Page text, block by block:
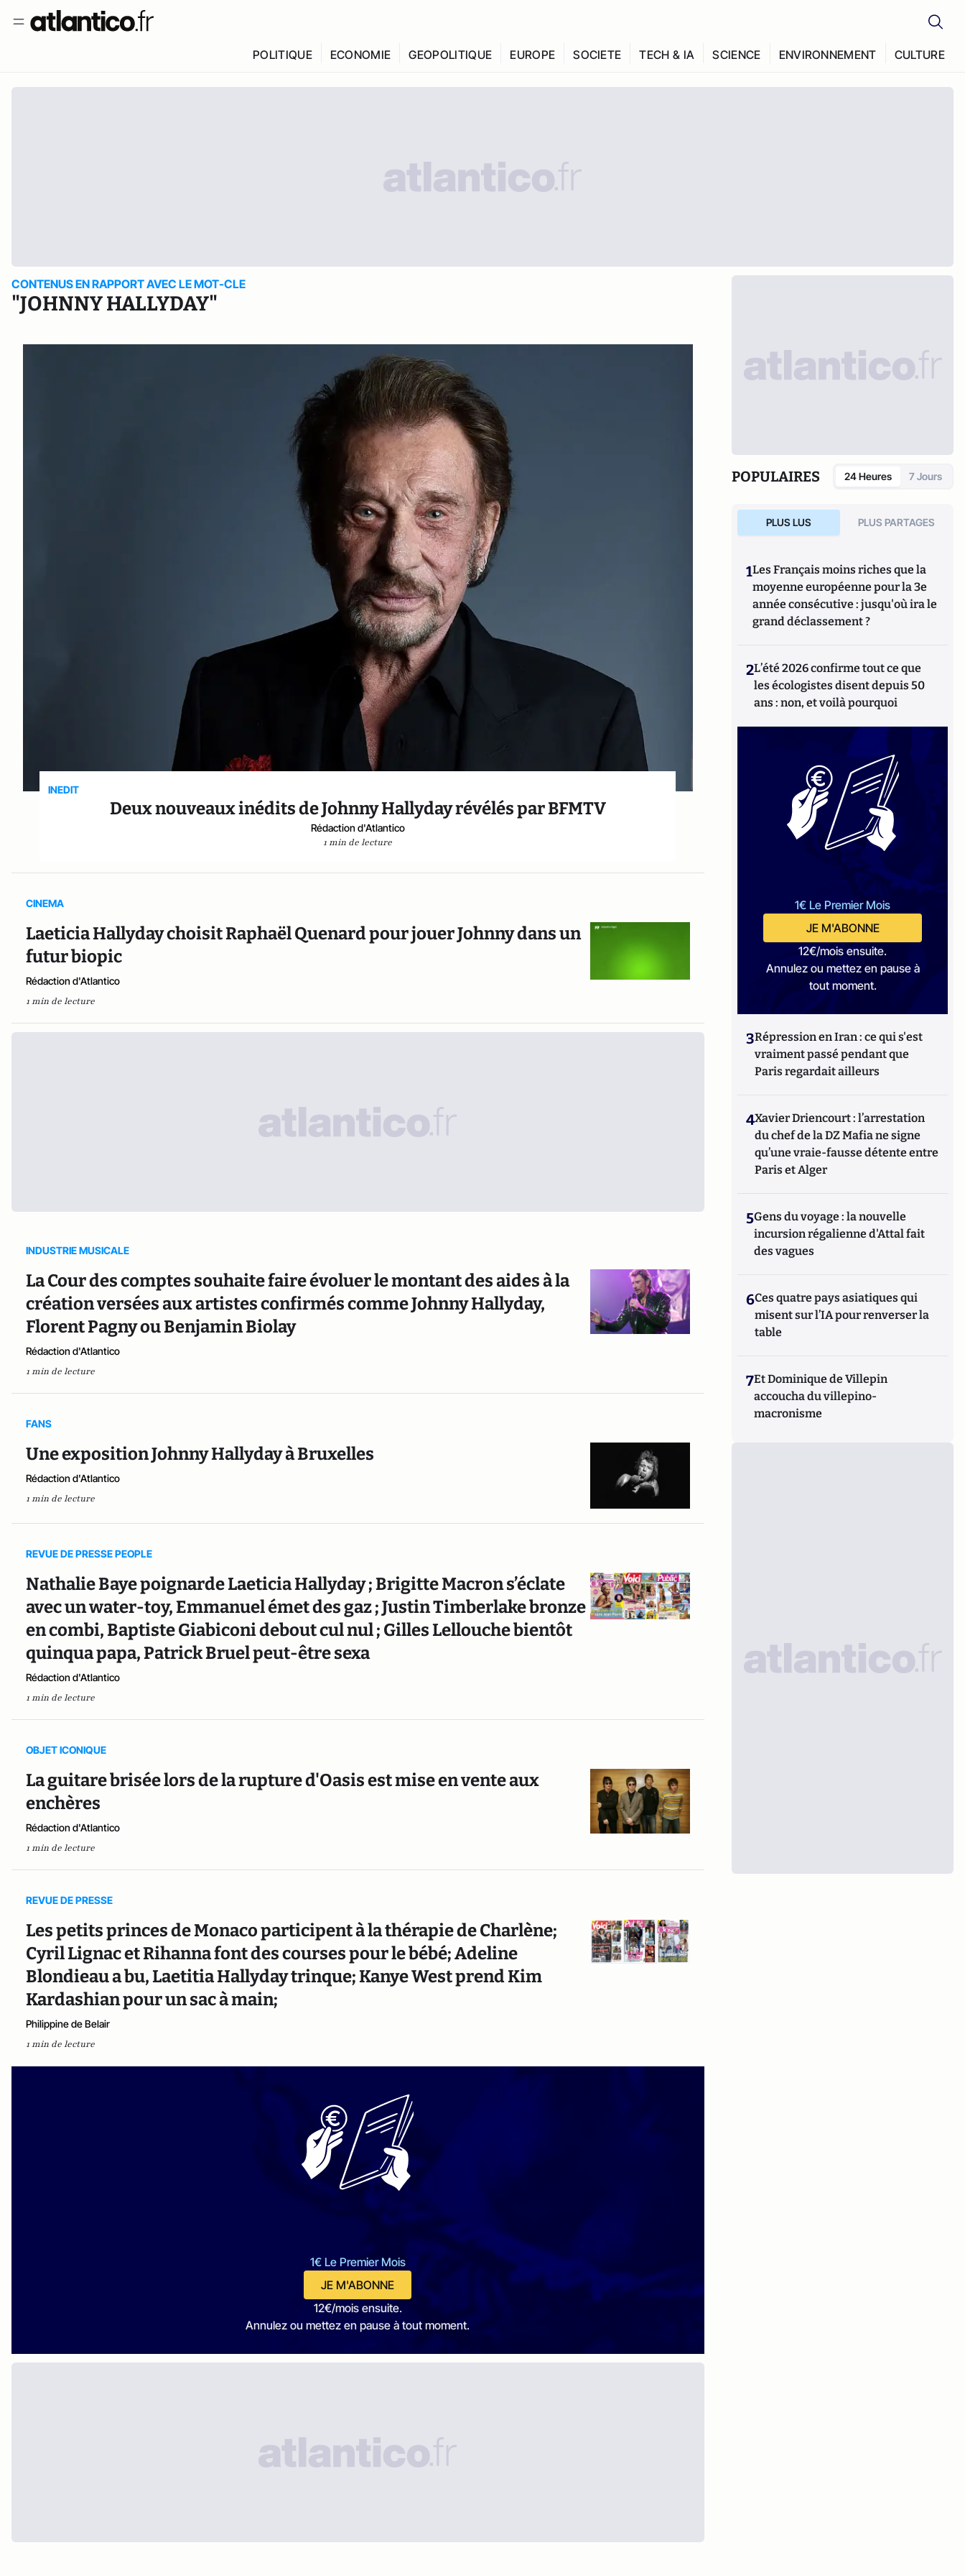
POLITIQUE ECONOMIE GEOPOLITIQUE EUROPE SOCIETE TECH & IA SCIENCE ENVIRONNEMENT CULTURE
CONTENUS EN RAPPORT AVEC LE MOT-CLE
"JOHNNY HALLYDAY"
INEDIT
Deux nouveaux inédits de Johnny Hallyday révélés par BFMTV
Rédaction d'Atlantico
1 min de lecture
CINEMA
Laeticia Hallyday choisit Raphaël Quenard pour jouer Johnny dans un
futur biopic
Rédaction d'Atlantico
1 min de lecture
INDUSTRIE MUSICALE
La Cour des comptes souhaite faire évoluer le montant des aides à la
création versées aux artistes confirmés comme Johnny Hallyday,
Florent Pagny ou Benjamin Biolay
Rédaction d'Atlantico
1 min de lecture
FANS
Une exposition Johnny Hallyday à Bruxelles
Rédaction d'Atlantico
1 min de lecture
REVUE DE PRESSE PEOPLE
Nathalie Baye poignarde Laeticia Hallyday ; Brigitte Macron s’éclate
avec un water-toy, Emmanuel émet des gaz ; Justin Timberlake bronze
en combi, Baptiste Giabiconi debout cul nul ; Gilles Lellouche bientôt
quinqua papa, Patrick Bruel peut-être sexa
Rédaction d'Atlantico
1 min de lecture
OBJET ICONIQUE
La guitare brisée lors de la rupture d'Oasis est mise en vente aux
enchères
Rédaction d'Atlantico
1 min de lecture
REVUE DE PRESSE
Les petits princes de Monaco participent à la thérapie de Charlène;
Cyril Lignac et Rihanna font des courses pour le bébé; Adeline
Blondieau a bu, Laetitia Hallyday trinque; Kanye West prend Kim
Kardashian pour un sac à main;
Philippine de Belair
1 min de lecture
1€ Le Premier Mois
JE M'ABONNE
12€/mois ensuite.
Annulez ou mettez en pause à tout moment.
POPULAIRES 24 Heures 7 Jours
PLUS LUS PLUS PARTAGES
1Les Français moins riches que la
moyenne européenne pour la 3e
année consécutive : jusqu'où ira le
grand déclassement ?
2L’été 2026 confirme tout ce que
les écologistes disent depuis 50
ans : non, et voilà pourquoi
1€ Le Premier Mois
JE M'ABONNE
12€/mois ensuite.
Annulez ou mettez en pause à
tout moment.
3Répression en Iran : ce qui s'est
vraiment passé pendant que
Paris regardait ailleurs
4Xavier Driencourt : l’arrestation
du chef de la DZ Mafia ne signe
qu’une vraie-fausse détente entre
Paris et Alger
5Gens du voyage : la nouvelle
incursion régalienne d'Attal fait
des vagues
6Ces quatre pays asiatiques qui
misent sur l’IA pour renverser la
table
7Et Dominique de Villepin
accoucha du villepino-
macronisme